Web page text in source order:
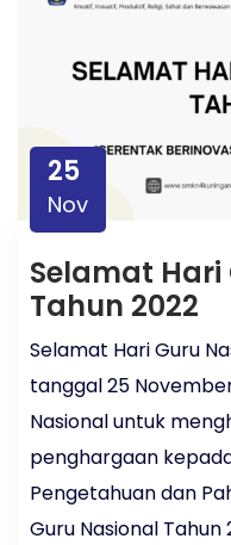
25
Nov
Selamat Hari
Tahun 2022
Selamat Hari Guru
tanggal 25
Nasional untuk
penghargaan
Pengetahuan dan
Guru Nasional